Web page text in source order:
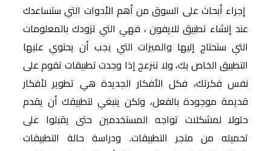
إجراء أبحاث على السوق من أهم الأدوات التي ستساعدك
عند إنشاء تطبيق للايفون ، فهي التي تزودك بالمعلومات
التي ستحتاج إليها والميزات التي يجب أن يحتوي عليها
التطبيق الخاص بك، ولا تنزعج إذا وجدت تطبيقات تقوم على
نفس فكرتك، فكل الأفكار الجديدة هي تطوير لأفكار
قديمة موجودة بالفعل، ولكن ينبغي لتطبيقك أن يقدم
حلولا لمشكلات تواجه المستخدمين حتى يقبلوا على
تحميله من متجر التطبيقات. ودراسة حالة التطبيقات